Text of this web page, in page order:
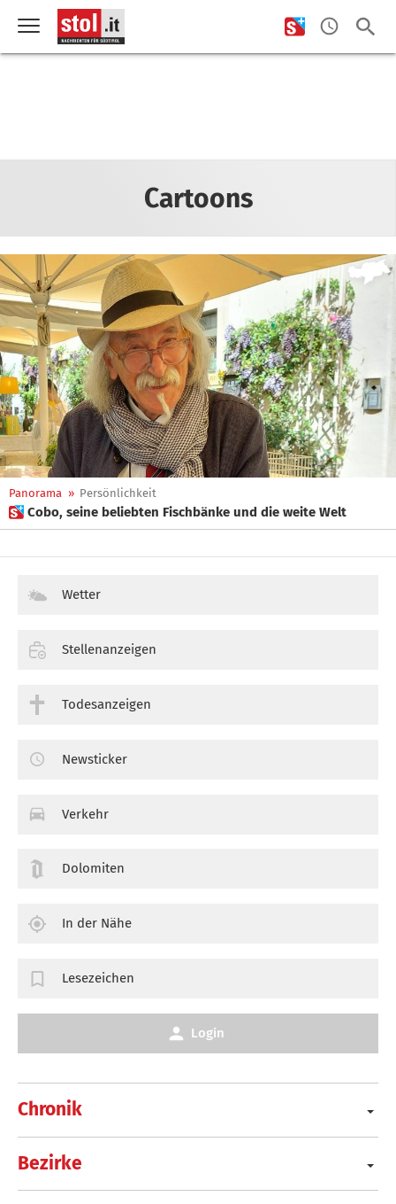
Cartoons
Panorama » Persönlichkeit
 Cobo, seine beliebten Fischbänke und die weite Welt
Chronik
Bezirke
Wetter
Stellenanzeigen
Todesanzeigen
Newsticker
Verkehr
Dolomiten
In der Nähe
Lesezeichen
Login